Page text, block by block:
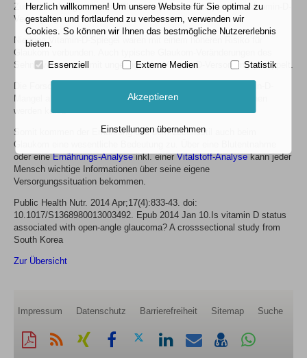
Zusammenhang zwischen Glaukom (Grünem Star) und der Vitamin-D-
Versorgung.
Niedrige Vitamin-D-Spiegel waren mit einem höheren Risiko für
Glaukom verbunden. Auch typische Glaukom-Veränderungen des
Sehnervens waren mit ungenügender Vitamin-D-Versorgung gekoppelt.
Die Forscher dieser Studie schließen daraus, dass ein Vitamin-D-
Mangel als potentieller Risikofaktor für das Glaukom angesehen
werden kann.
Somit kommen der Ernährung und dem Lebensstil auch beim
Glaukom eine wesentliche Bedeutung zu. Über eine Blutentnahme
oder eineErnährungs-Analyseinkl. einerVitalstoff-Analysekann jeder
Mensch wichtige Informationen über seine eigene
Versorgungssituation bekommen.
Public Health Nutr. 2014 Apr;17(4):833-43. doi:
10.1017/S1368980013003492. Epub 2014 Jan 10.Is vitamin D status
associated with open-angle glaucoma? A crosssectional study from
South Korea
Zur Übersicht
Impressum Datenschutz Barrierefreiheit Sitemap Suche
Diese
Seite
RSS-
Feed
Auf
Xing
Auf
Facebook
Auf
Twitter
Auf
LinkedIn
Per
Mail
vCard
speichern
Herzlich willkommen! Um unsere Website für Sie optimal zu
gestalten und fortlaufend zu verbessern, verwenden wir
Cookies. So können wir Ihnen das bestmögliche Nutzererlebnis
bieten.
Essenziell Externe Medien Statistik
Akzeptieren
Einstellungen übernehmen